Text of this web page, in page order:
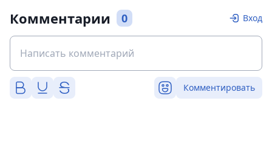
Комментарии 0 Вход
Комментировать